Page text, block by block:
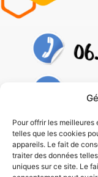
Pour offrir les
telles que les cookies
appareils. Le fait de
traiter des données
uniques sur ce site. Le